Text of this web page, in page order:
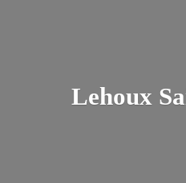
Lehoux